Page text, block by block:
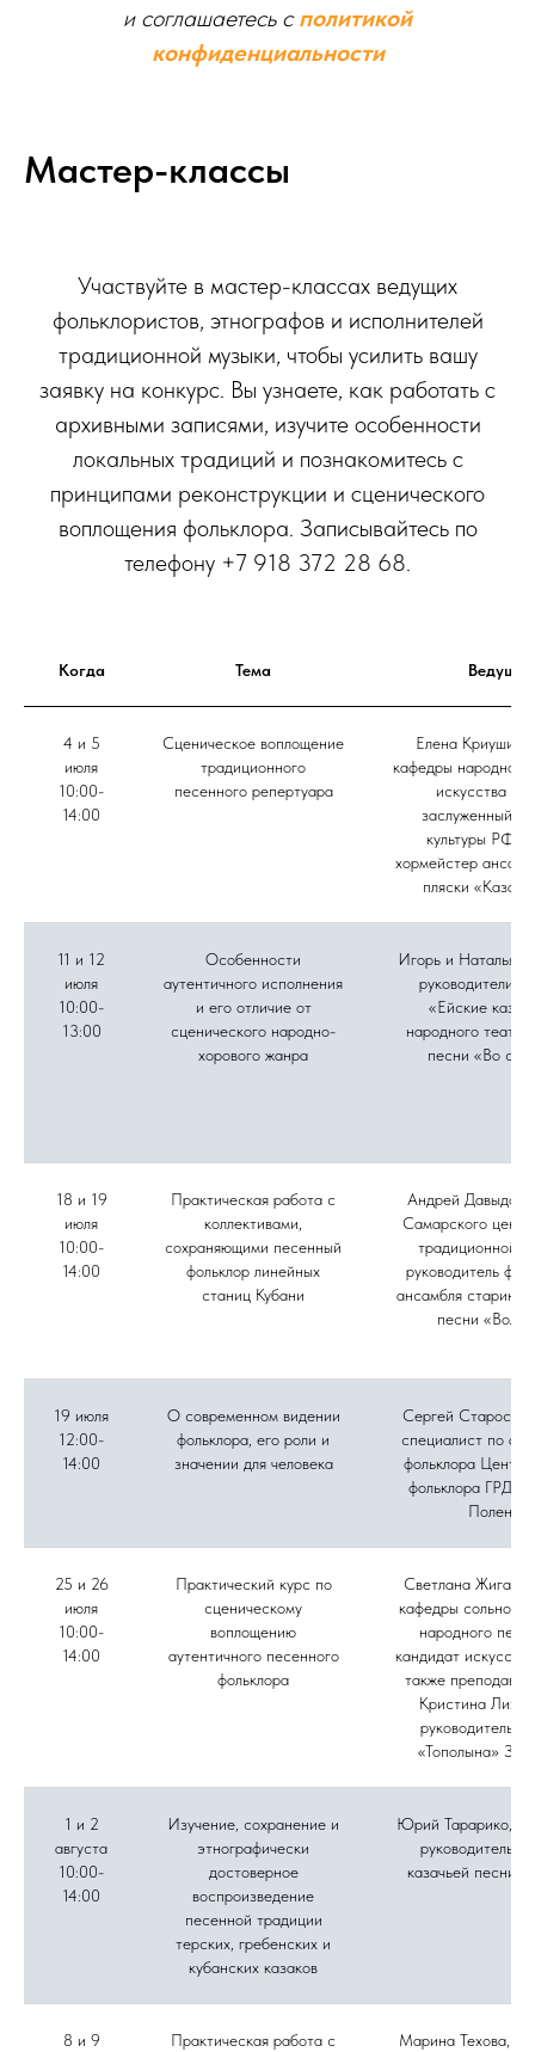
и соглашаетесь c политикой
конфиденциальности
Мастер-классы
Участвуйте в мастер-классах ведущих
фольклористов, этнографов и исполнителей
традиционной музыки, чтобы усилить вашу
заявку на конкурс. Вы узнаете, как работать с
архивными записями, изучите особенности
локальных традиций и познакомитесь с
принципами реконструкции и сценического
воплощения фольклора. Записывайтесь по
телефону +7 918 372 28 68.
Когда Тема Ведущие
4 и 5
июля
10:00-
14:00
Сценическое воплощение
традиционного
песенного репертуара
Елена
кафедры народного
искусства
заслуженный
культуры РФ,
хормейстер
пляски
11 и 12
июля
10:00-
13:00
Особенности
аутентичного исполнения
и его отличие от
сценического народно-
хорового жанра
Игорь и Наталья
руководители
«Ейские
народного театра
песни «Во
18 и 19
июля
10:00-
14:00
Практическая работа с
коллективами,
сохраняющими песенный
фольклор линейных
станиц Кубани
Андрей Давыдов,
Самарского
традиционной
руководитель
ансамбля
песни
19 июля
12:00-
14:00
О современном видении
фольклора, его роли и
значении для человека
Сергей
специалист по
фольклора Центра
фольклора
Поленова
25 и 26
июля
10:00-
14:00
Практический курс по
сценическому
воплощению
аутентичного песенного
фольклора
Светлана
кафедры сольного
народного
кандидат
также
Кристина
руководитель
«Тополына» Зоя
1 и 2
августа
10:00-
14:00
Изучение, сохранение и
этнографически
достоверное
воспроизведение
песенной традиции
терских, гребенских и
кубанских казаков
Юрий Тарарико,
руководитель
казачьей песни
8 и 9
Практическая работа с
Марина Техова,